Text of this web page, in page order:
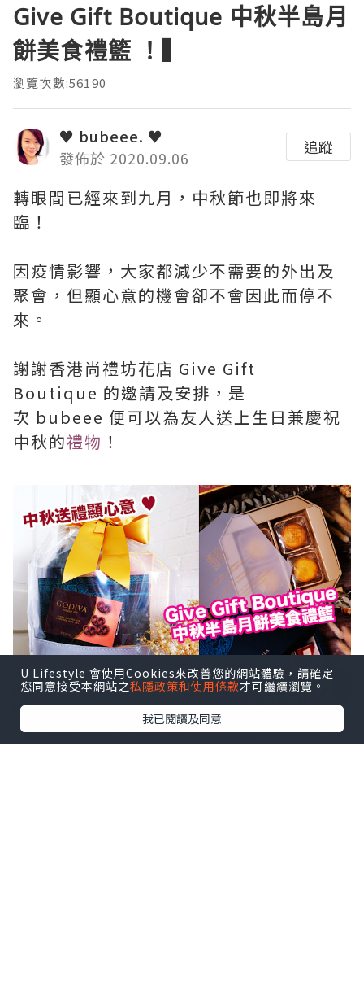
Give Gift Boutique 中秋半島月
餅美食禮籃 ！▍
瀏覽次數:56190
♥ bubeee. ♥
發佈於 2020.09.06
追蹤
轉眼間已經來到九月，中秋節也即將來
臨！
因疫情影響，大家都減少不需要的外出及
聚會，但顯心意的機會卻不會因此而停不
來。
謝謝香港尚禮坊花店 Give Gift
Boutique 的邀請及安排，是
次 bubeee 便可以為友人送上生日兼慶祝
中秋的禮物 ！
U Lifestyle 會使用Cookies來改善您的網站體驗，請確定
您同意接受本網站之私隱政策和使用條款才可繼續瀏覽。
我已閱讀及同意